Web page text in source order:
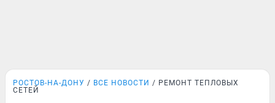
РОСТОВ-НА-ДОНУ ВСЕ НОВОСТИ
РЕМОНТ ТЕПЛОВЫХ
СЕТЕЙ